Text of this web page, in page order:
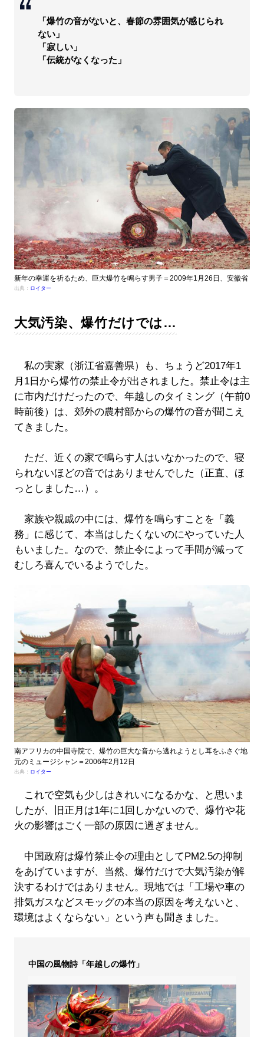
「爆竹の音がないと、春節の雰囲気が感じられ
ない」
「寂しい」
「伝統がなくなった」
新年の幸運を祈るため、巨大爆竹を鳴らす男子＝2009年1月26日、安徽省
出典： ロイター
大気汚染、爆竹だけでは…
私の実家（浙江省嘉善県）も、ちょうど2017年1
月1日から爆竹の禁止令が出されました。禁止令は主
に市内だけだったので、年越しのタイミング（午前0
時前後）は、郊外の農村部からの爆竹の音が聞こえ
てきました。
ただ、近くの家で鳴らす人はいなかったので、寝
られないほどの音ではありませんでした（正直、ほ
っとしました…）。
家族や親戚の中には、爆竹を鳴らすことを「義
務」に感じて、本当はしたくないのにやっていた人
もいました。なので、禁止令によって手間が減って
むしろ喜んでいるようでした。
南アフリカの中国寺院で、爆竹の巨大な音から逃れようとし耳をふさぐ地
元のミュージシャン＝2006年2月12日
出典： ロイター
これで空気も少しはきれいになるかな、と思いま
したが、旧正月は1年に1回しかないので、爆竹や花
火の影響はごく一部の原因に過ぎません。
中国政府は爆竹禁止令の理由としてPM2.5の抑制
をあげていますが、当然、爆竹だけで大気汚染が解
決するわけではありません。現地では「工場や車の
排気ガスなどスモッグの本当の原因を考えないと、
環境はよくならない」という声も聞きました。
中国の風物詩「年越しの爆竹」